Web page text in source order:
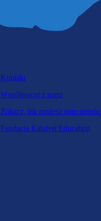
Kontakt
Współpracuj z nami
Zobacz, jak możesz nam pomóc
Fundacja Katalyst Education